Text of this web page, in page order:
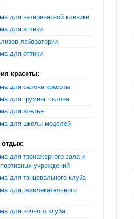
для ветеринарной клиники
для аптеки
лаборатории
для оптики
красоты:
для салона красоты
для груминг салона
для ателье
для школы моделей
отдых:
для тренажерного зала и
учреждений
для танцевального клуба
для развлекательного
для ночного клуба